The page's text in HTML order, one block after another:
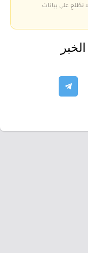
نطّلع على بيانات